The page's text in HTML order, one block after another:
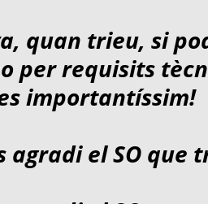
quan trieu, si
per requisits
importantíssim!
agradi el SO